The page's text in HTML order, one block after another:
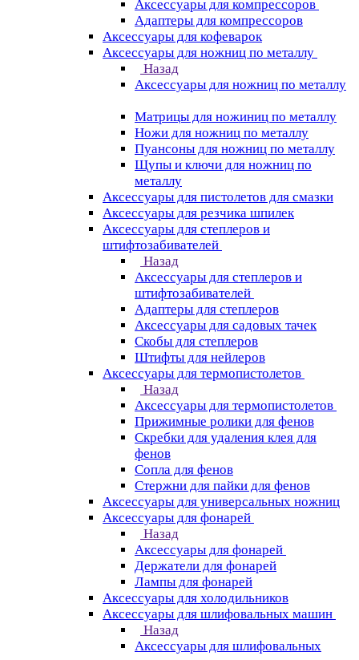
Аксессуары для компрессоров
Адаптеры для компрессоров
Аксессуары для кофеварок
Аксессуары для ножниц по металлу
Назад
Аксессуары для ножниц по металлу
Матрицы для ножиниц по металлу
Ножи для ножниц по металлу
Пуансоны для ножниц по металлу
Щупы и ключи для ножниц по
металлу
Аксессуары для пистолетов для смазки
Аксессуары для резчика шпилек
Аксессуары для степлеров и
штифтозабивателей
Назад
Аксессуары для степлеров и
штифтозабивателей
Адаптеры для степлеров
Аксессуары для садовых тачек
Скобы для степлеров
Штифты для нейлеров
Аксессуары для термопистолетов
Назад
Аксессуары для термопистолетов
Прижимные ролики для фенов
Скребки для удаления клея для
фенов
Сопла для фенов
Стержни для пайки для фенов
Аксессуары для универсальных ножниц
Аксессуары для фонарей
Назад
Аксессуары для фонарей
Держатели для фонарей
Лампы для фонарей
Аксессуары для холодильников
Аксессуары для шлифовальных машин
Назад
Аксессуары для шлифовальных